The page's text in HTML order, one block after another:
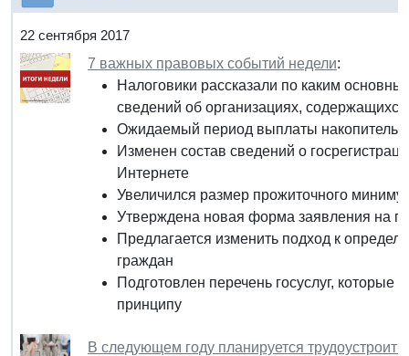
22 сентября 2017
7 важных правовых событий недели:
Налоговики рассказали по каким
сведений об организациях,
Ожидаемый период выплаты
Изменен состав сведений о
Интернете
Увеличился размер прожиточного
Утверждена новая форма заявления на
Предлагается изменить подход к
граждан
Подготовлен перечень госуслуг, которые
принципу
В следующем году планируется